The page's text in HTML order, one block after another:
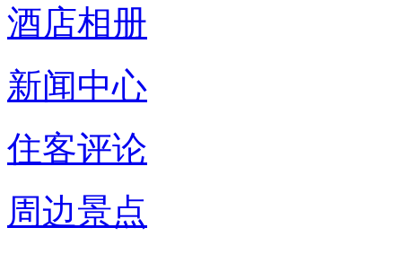
酒店相册
新闻中心
住客评论
周边景点